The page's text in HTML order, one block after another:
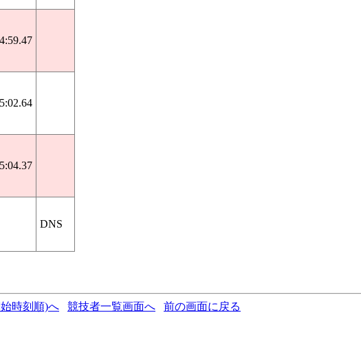
4:59.47
5:02.64
5:04.37
DNS
時刻順)へ 競技者一覧画面へ
前の画面に戻る